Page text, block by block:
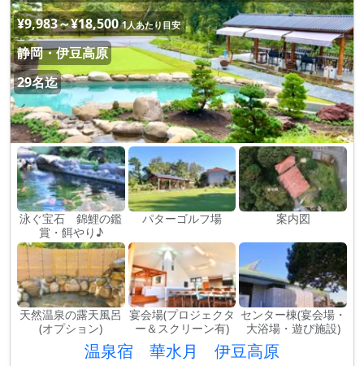
¥9,983～¥18,500 1人あたり目安
静岡・伊豆高原
29名迄
泳ぐ宝石 錦鯉の鑑
賞・餌やり♪
パターゴルフ場 案内図
天然温泉の露天風呂
(オプション)
宴会場(プロジェクタ
ー＆スクリーン有)
センター棟(宴会場・
大浴場・遊び施設)
温泉宿 華水月 伊豆高原